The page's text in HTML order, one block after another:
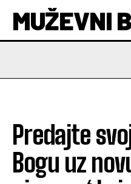
MUŽEVNI
Predajte
Bogu uz